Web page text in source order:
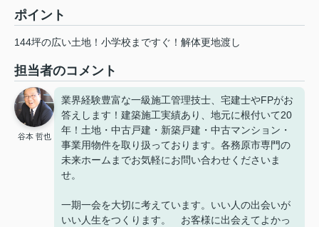
ポイント
144坪の広い土地！小学校まですぐ！解体更地渡し
担当者のコメント
谷本 哲也
業界経験豊富な一級施工管理技士、宅建士やFPがお
答えします！建築施工実績あり、地元に根付いて20
年！土地・中古戸建・新築戸建・中古マンション・
事業用物件を取り扱っております。各務原市専門の
未来ホームまでお気軽にお問い合わせくださいま
せ。
一期一会を大切に考えています。いい人の出会いが
いい人生をつくります。 お客様に出会えてよかっ